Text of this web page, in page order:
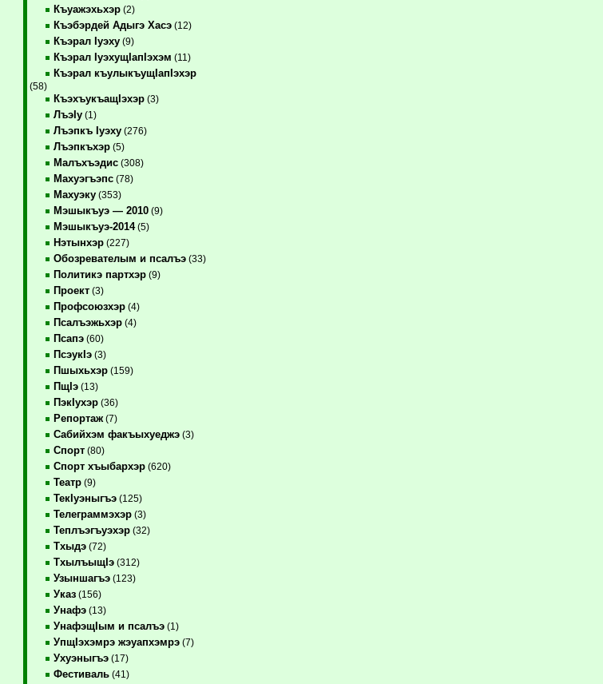
Къуажэхьхэр(2)
Къэбэрдей Адыгэ Хасэ(12)
Къэрал Iуэху(9)
Къэрал IуэхущIапIэхэм (11)
Къэрал къулыкъущIапIэхэр
(58)
КъэхъукъащIэхэр(3)
ЛъэIу(1)
Лъэпкъ Iуэху(276)
Лъэпкъхэр(5)
Малъхъэдис(308)
Махуэгъэпс(78)
Махуэку(353)
Мэшыкъуэ — 2010(9)
Мэшыкъуэ-2014(5)
Нэтынхэр(227)
Обозревателым и псалъэ(33)
Политикэ партхэр(9)
Проект(3)
Профсоюзхэр(4)
Псалъэжьхэр(4)
Псапэ(60)
ПсэукIэ(3)
Пшыхьхэр(159)
ПщIэ(13)
ПэкIухэр(36)
Репортаж(7)
Сабийхэм факъыхуеджэ(3)
Спорт(80)
Спорт хъыбархэр(620)
Театр(9)
ТекIуэныгъэ(125)
Телеграммэхэр(3)
Теплъэгъуэхэр(32)
Тхыдэ(72)
ТхылъыщIэ(312)
Узыншагъэ(123)
Указ(156)
Унафэ(13)
УнафэщIым и псалъэ(1)
УпщIэхэмрэ жэуапхэмрэ(7)
Ухуэныгъэ(17)
Фестиваль(41)